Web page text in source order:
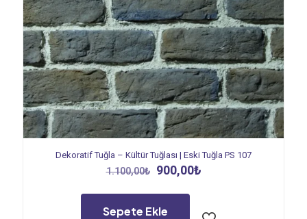
Dekoratif Tuğla – Kültür Tuğlası | Eski Tuğla PS 107
1.100,00₺
Orijinal
fiyat:
1.100,00₺.
900,00₺Şu
Sepete Ekle